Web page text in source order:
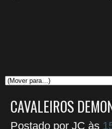
CAVALEIROS
Postado por JC às